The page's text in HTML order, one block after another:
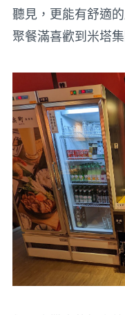
聽見，更能有舒適
聚餐滿喜歡到米塔